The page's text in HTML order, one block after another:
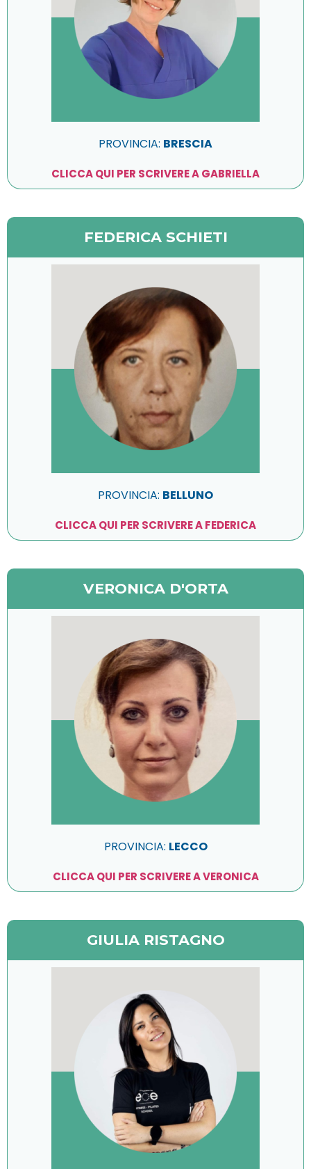
PROVINCIA: BRESCIA
CLICCA QUI PER SCRIVERE A GABRIELLA
FEDERICA SCHIETI
PROVINCIA: BELLUNO
CLICCA QUI PER SCRIVERE A FEDERICA
VERONICA D'ORTA
PROVINCIA: LECCO
CLICCA QUI PER SCRIVERE A VERONICA
GIULIA RISTAGNO